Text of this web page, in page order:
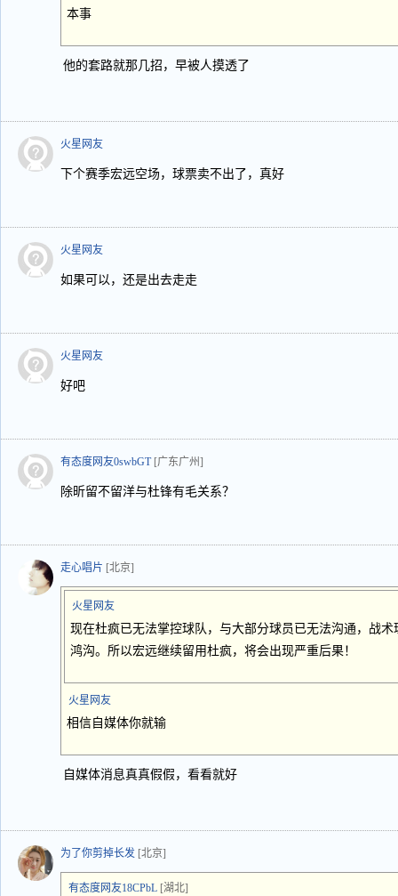
本事
他的套路就那几招，早被人摸透了
火星网友
下个赛季宏远空场，球票卖不出了，真好
火星网友
如果可以，还是出去走走
火星网友
好吧
有态度网友0swbGT [广东广州]
除昕留不留洋与杜锋有毛关系？
走心唱片 [北京]
火星网友
现在杜疯已无法掌控球队，与大部分球员已无法沟通，战
鸿沟。所以宏远继续留用杜疯，将会出现严重后果！
火星网友
相信自媒体你就输
自媒体消息真真假假，看看就好
为了你剪掉长发 [北京]
有态度网友18CPbL [湖北]